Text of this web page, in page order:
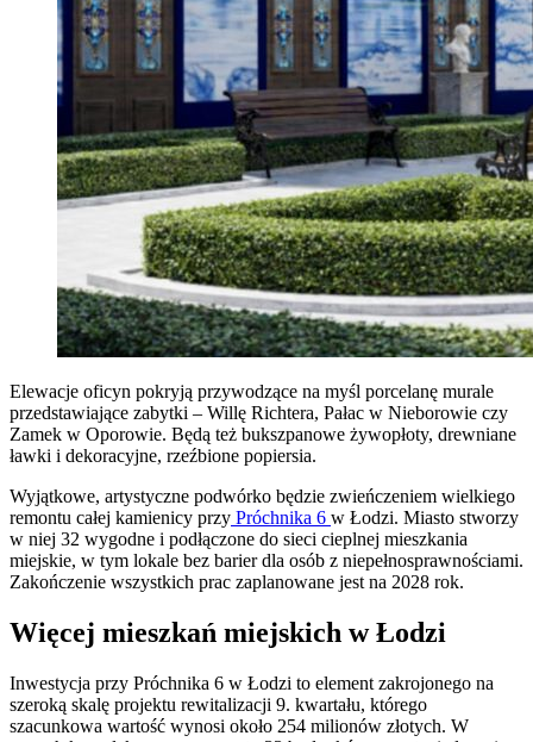
Elewacje oficyn pokryją przywodzące na myśl porcelanę murale
przedstawiające zabytki – Willę Richtera, Pałac w Nieborowie czy
Zamek w Oporowie. Będą też bukszpanowe żywopłoty, drewniane
ławki i dekoracyjne, rzeźbione popiersia.
Wyjątkowe, artystyczne podwórko będzie zwieńczeniem wielkiego
remontu całej kamienicy przy Próchnika 6 w Łodzi. Miasto stworzy
w niej 32 wygodne i podłączone do sieci cieplnej mieszkania
miejskie, w tym lokale bez barier dla osób z niepełnosprawnościami.
Zakończenie wszystkich prac zaplanowane jest na 2028 rok.
Więcej mieszkań miejskich w Łodzi
Inwestycja przy Próchnika 6 w Łodzi to element zakrojonego na
szeroką skalę projektu rewitalizacji 9. kwartału, którego
szacunkowa wartość wynosi około 254 milionów złotych. W